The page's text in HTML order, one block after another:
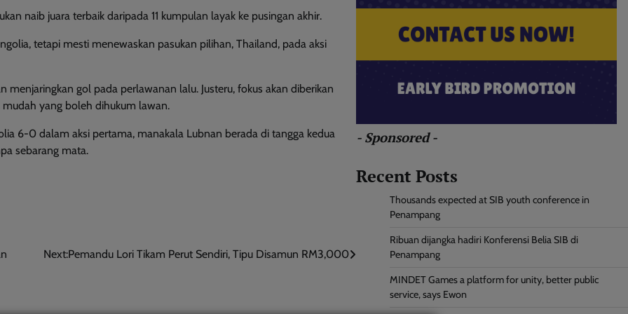
naib juara terbaik daripada 11 kumpulan layak ke pusingan akhir.
tetapi mesti menewaskan pasukan pilihan, Thailand, pada aksi
gol pada perlawanan lalu. Justeru, fokus akan diberikan
mudah yang boleh dihukum lawan.
6-0 dalam aksi pertama, manakala Lubnan berada di tangga kedua
sebarang mata.
Next:Pemandu Lori Tikam Perut Sendiri, Tipu Disamun RM3,000
- Sponsored -
Recent Posts
Thousands expected at SIB youth conference in
Penampang
Ribuan dijangka hadiri Konferensi Belia SIB di
Penampang
MINDET Games a platform for unity, better public
service, says Ewon